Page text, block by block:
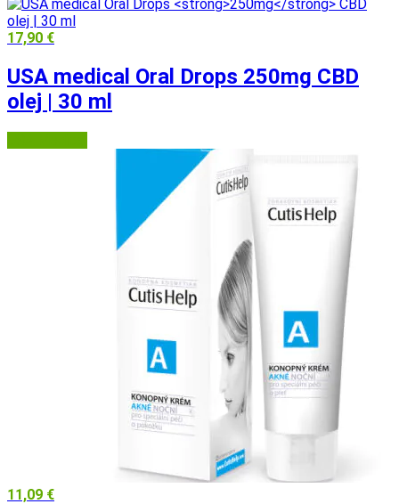
17,90 €
USA medical Oral Drops 250mg CBD
olej | 30 ml
11,09 €